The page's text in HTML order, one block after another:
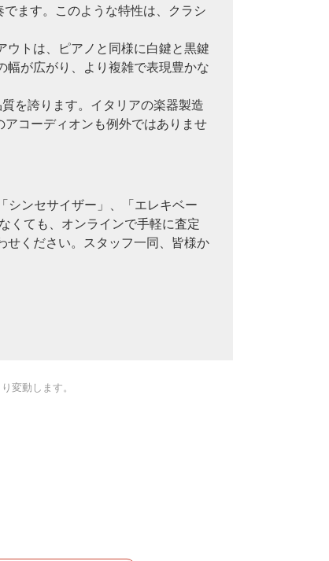
ます。このような特性は、クラシ
ウトは、ピアノと同様に白鍵と黒鍵
幅が広がり、より複雑で表現豊かな
を誇ります。イタリアの楽器製造
コーディオンも例外ではありませ
シンセサイザー」、「エレキベー
くても、オンラインで手軽に査定
せください。スタッフ一同、皆様か
変動します。